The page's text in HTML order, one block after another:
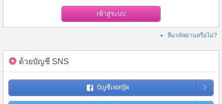
ลืมรหัสผ่านหรือไม่?
ด้วยบัญชี SNS
บัญชีเฟสบุ๊ค